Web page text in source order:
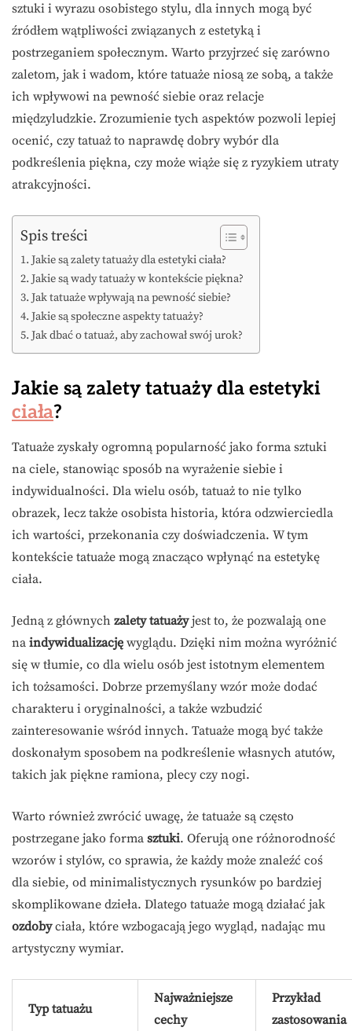
sztuki i wyrazu osobistego stylu, dla innych mogą być
źródłem wątpliwości związanych z estetyką i
postrzeganiem społecznym. Warto przyjrzeć się zarówno
zaletom, jak i wadom, które tatuaże niosą ze sobą, a także
ich wpływowi na pewność siebie oraz relacje
międzyludzkie. Zrozumienie tych aspektów pozwoli lepiej
ocenić, czy tatuaż to naprawdę dobry wybór dla
podkreślenia piękna, czy może wiąże się z ryzykiem utraty
atrakcyjności.
Spis treści
Jakie są zalety tatuaży dla estetyki ciała?
Jakie są wady tatuaży w kontekście piękna?
Jak tatuaże wpływają na pewność siebie?
Jakie są społeczne aspekty tatuaży?
Jak dbać o tatuaż, aby zachował swój urok?
Jakie są zalety tatuaży dla estetyki
ciała?
Tatuaże zyskały ogromną popularność jako forma sztuki
na ciele, stanowiąc sposób na wyrażenie siebie i
indywidualności. Dla wielu osób, tatuaż to nie tylko
obrazek, lecz także osobista historia, która odzwierciedla
ich wartości, przekonania czy doświadczenia. W tym
kontekście tatuaże mogą znacząco wpłynąć na estetykę
ciała.
Jedną z głównych zalety tatuażyjest to, że pozwalają one
na indywidualizację wyglądu. Dzięki nim można wyróżnić
się w tłumie, co dla wielu osób jest istotnym elementem
ich tożsamości. Dobrze przemyślany wzór może dodać
charakteru i oryginalności, a także wzbudzić
zainteresowanie wśród innych. Tatuaże mogą być także
doskonałym sposobem na podkreślenie własnych atutów,
takich jak piękne ramiona, plecy czy nogi.
Warto również zwrócić uwagę, że tatuaże są często
postrzegane jako forma sztuki. Oferują one różnorodność
wzorów i stylów, co sprawia, że każdy może znaleźć coś
dla siebie, od minimalistycznych rysunków po bardziej
skomplikowane dzieła. Dlatego tatuaże mogą działać jak
ozdobyciała, które wzbogacają jego wygląd, nadając mu
artystyczny wymiar.
Typ tatuażu
Najważniejsze
cechy
Przykład
zastosowania